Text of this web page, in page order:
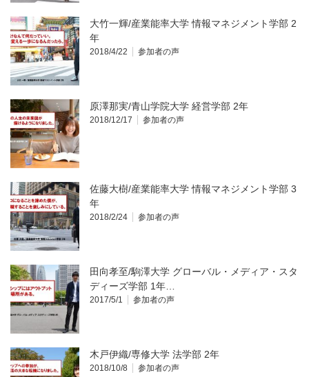
大竹一輝/産業能率大学 情報マネジメント学部 2
年
2018/4/22 参加者の声
原澤那実/青山学院大学 経営学部 2年
2018/12/17 参加者の声
佐藤大樹/産業能率大学 情報マネジメント学部 3
年
2018/2/24 参加者の声
田向孝至/駒澤大学 グローバル・メディア・スタ
ディーズ学部 1年…
2017/5/1 参加者の声
木戸伊織/専修大学 法学部 2年
2018/10/8 参加者の声